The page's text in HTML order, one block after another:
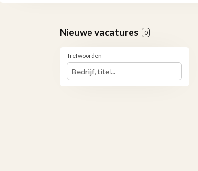
Nieuwe vacatures 0
Trefwoorden